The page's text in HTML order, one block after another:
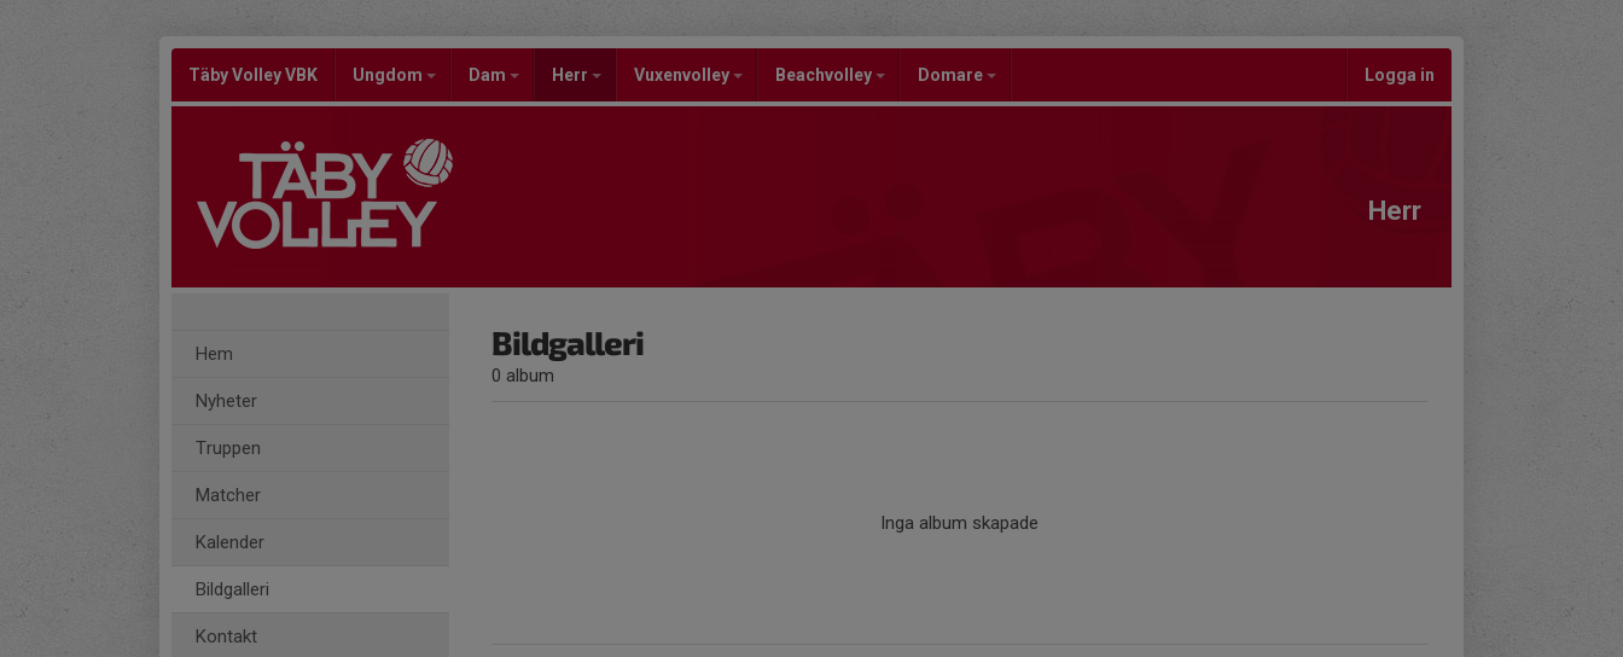
Täby Volley VBK Ungdom Dam Herr Vuxenvolley Beachvolley Domare Logga in
Herr
Hem
Nyheter
Truppen
Matcher
Kalender
Bildgalleri
Kontakt
Bildgalleri
0 album
Inga album skapade